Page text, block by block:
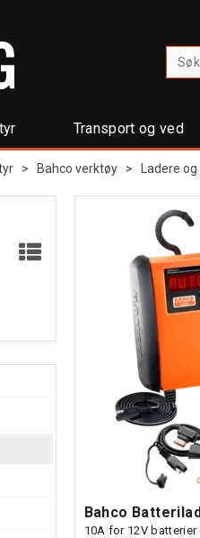
Transport og ved
> Bahco verktøy > Ladere
Bahco
10A for 12V batterier